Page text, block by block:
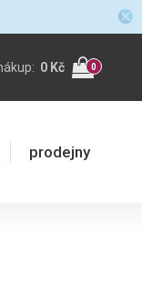
0 Kč 0
prodejny